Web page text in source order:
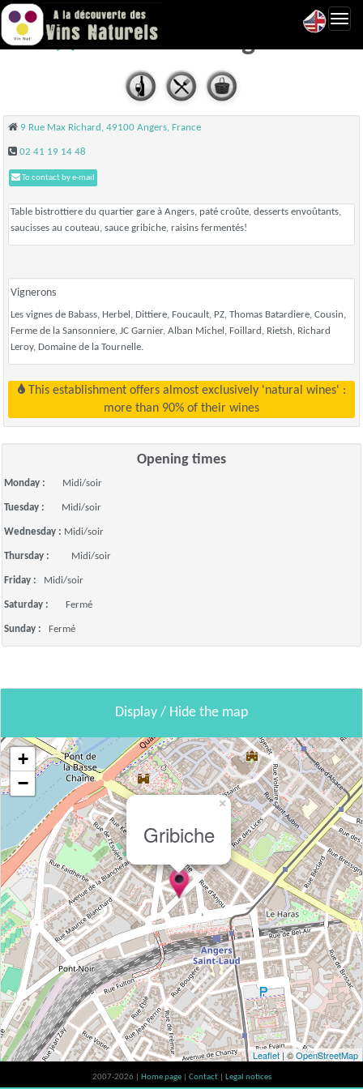
Gribiche - Angers
9 Rue Max Richard, 49100 Angers, France
02 41 19 14 48
To contact by e-mail
Table bistrottiere du quartier gare à Angers, paté croûte, desserts envoûtants,
saucisses au couteau, sauce gribiche, raisins fermentés!
Vignerons
Les vignes de Babass, Herbel, Dittiere, Foucault, PZ, Thomas Batardiere, Cousin,
Ferme de la Sansonniere, JC Garnier, Alban Michel, Foillard, Rietsh, Richard
Leroy, Domaine de la Tournelle.
This establishment offers almost exclusively 'natural wines' :
more than 90% of their wines
Opening times
Monday : Midi/soir
Tuesday : Midi/soir
Wednesday : Midi/soir
Thursday : Midi/soir
Friday : Midi/soir
Saturday : Fermé
Sunday : Fermé
Display / Hide the map
Gribiche
×
+
−
Leaflet | ©OpenStreetMap
2007-2026 | Home page Contact Legal notices